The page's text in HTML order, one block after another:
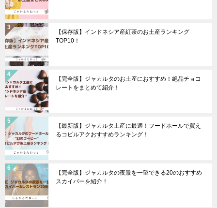
【保存版】インドネシア産紅茶のお土産ランキング
TOP10！
【完全版】ジャカルタのお土産におすすめ！絶品チョコ
レートをまとめて紹介！
【最新版】ジャカルタ土産に最適！フードホールで買え
るコピルアクおすすめランキング！
【完全版】ジャカルタの夜景を一望できる20のおすすめ
スカイバーを紹介！